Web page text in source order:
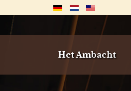
Het Ambacht